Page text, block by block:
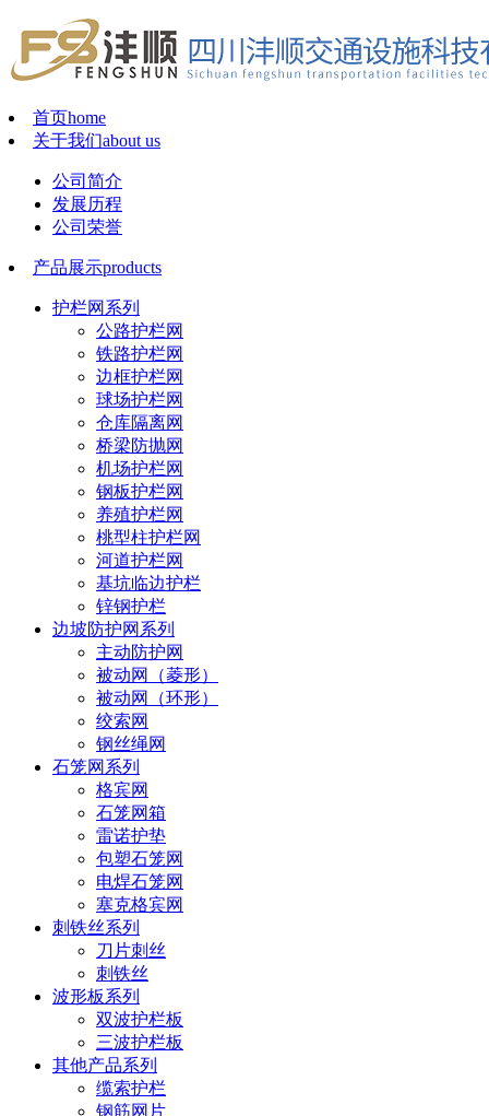
首页home
关于我们about us
公司简介
发展历程
公司荣誉
产品展示products
护栏网系列
公路护栏网
铁路护栏网
边框护栏网
球场护栏网
仓库隔离网
桥梁防抛网
机场护栏网
钢板护栏网
养殖护栏网
桃型柱护栏网
河道护栏网
基坑临边护栏
锌钢护栏
边坡防护网系列
主动防护网
被动网（菱形）
被动网（环形）
绞索网
钢丝绳网
石笼网系列
格宾网
石笼网箱
雷诺护垫
包塑石笼网
电焊石笼网
塞克格宾网
刺铁丝系列
刀片刺丝
刺铁丝
波形板系列
双波护栏板
三波护栏板
其他产品系列
缆索护栏
钢筋网片